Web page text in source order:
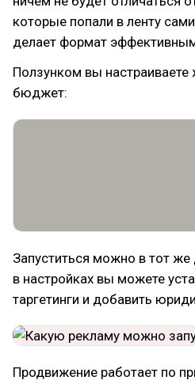
которые попали в ленту
делает формат
Ползунком вы
бюджет:
Запуститься можно в тот
в настройках вы можете
таргетинги и добавить
Продвижение работает по